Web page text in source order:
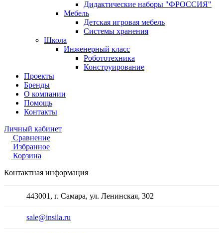
Дидактические наборы "ФРОССИЯ"
Мебель
Детская игровая мебель
Системы хранения
Школа
Инженерный класс
Робототехника
Конструирование
Проекты
Бренды
О компании
Помощь
Контакты
Личный кабинет
Сравнение
Избранное
Корзина
Контактная информация
443001, г. Самара, ул. Ленинская, 302
sale@insila.ru